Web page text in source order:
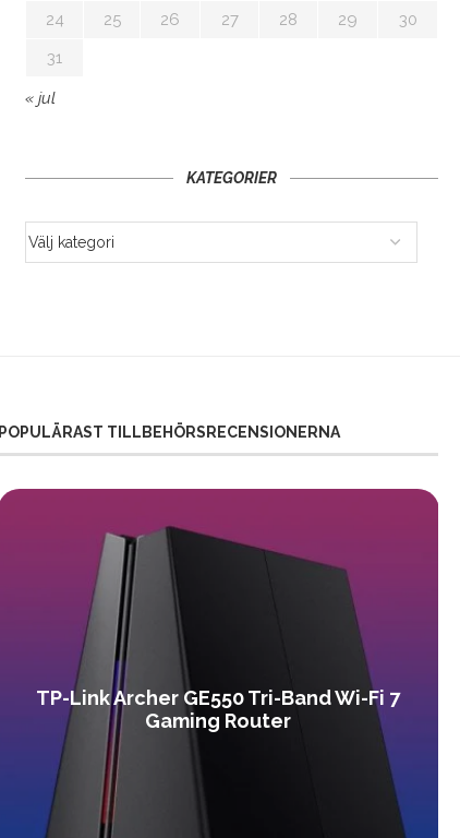
24
25 26 27 28 29
30
31
« jul
KATEGORIER
POPULÄRAST TILLBEHÖRSRECENSIONERNA
TP-Link Archer GE550 Tri-Band Wi-Fi 7
Gaming Router